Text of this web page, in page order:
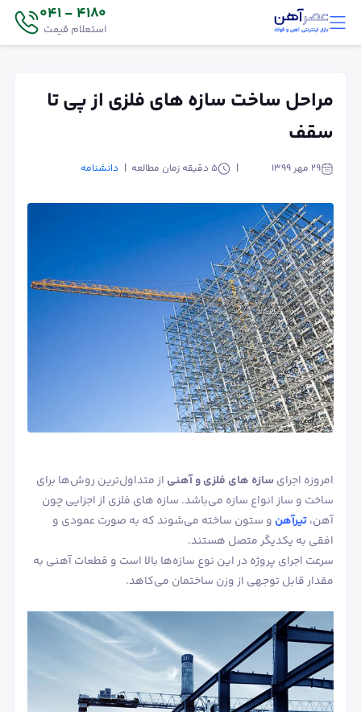
4180 - 041
استعلام قیمت
مراحل ساخت سازه های فلزی از پی تا
سقف
۲۹ مهر ۱۳۹۹ 5 دقیقه زمان مطالعه دانشنامه
امروزه اجرای سازه‌ های فلزی و آهنی از متداول‌ترین روش‌ها برای
ساخت و ساز انواع سازه‌‎ می‌باشد. سازه های فلزی از اجزایی چون
آهن،تیرآهن و ستون ساخته می‌شوند که به صورت عمودی و
افقی به یکدیگر متصل هستند.
سرعت اجرای پروژه در این نوع سازه‌ها بالا است و قطعات آهنی به
مقدار قابل توجهی از وزن ساختمان می‌کاهد.